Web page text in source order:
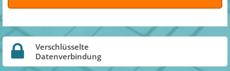
Verschlüsselte
Datenverbindung